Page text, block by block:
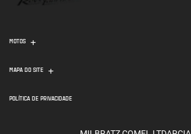
MOTOS
MAPA DO SITE
POLÍTICA DE PRIVACIDADE